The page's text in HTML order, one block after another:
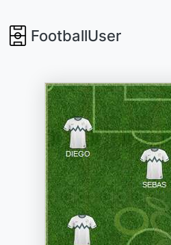
FootballUser